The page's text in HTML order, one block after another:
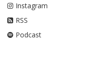
Instagram
RSS
Podcast